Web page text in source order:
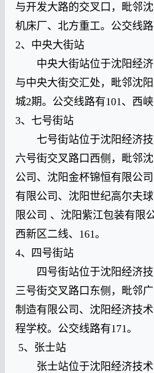
与开发大路的交叉口，毗邻
机床厂、北方重工。公交线路
2、中央大街站
中央大街站位于沈阳经济
与中央大街交汇处，毗邻沈
城2期。公交线路有101、西峡
3、七号街站
七号街站位于沈阳经济技
六号街交叉路口西侧，毗邻
公司、沈阳金杯锦恒有限公
有限公司、沈阳世纪高尔夫
限公司 、沈阳紫江包装有限
西新区二线、161。
4、四号街站
四号街站位于沈阳经济技
三号街交叉路口东侧，毗邻
制造有限公司、沈阳经济技
程学校。公交线路有171。
5、张士站
张士站位于沈阳经济技术